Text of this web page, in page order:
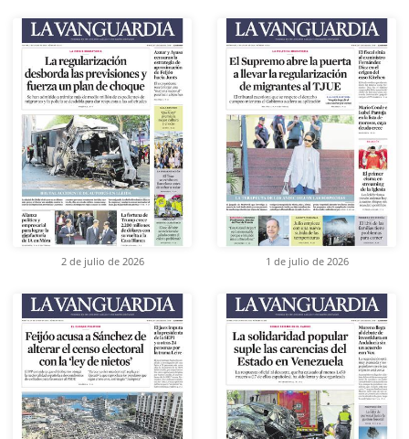
2 de julio de 2026 1 de julio de 2026